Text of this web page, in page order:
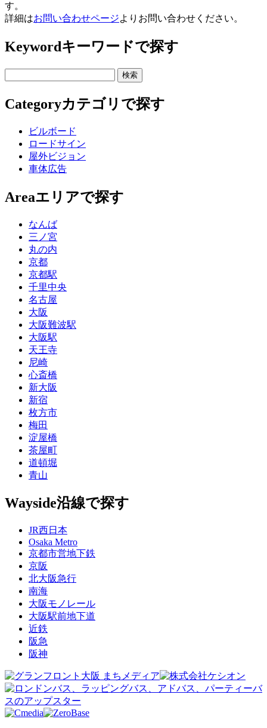
す。
詳細はお問い合わせページよりお問い合わせください。
Keywordキーワードで探す
Categoryカテゴリで探す
ビルボード
ロードサイン
屋外ビジョン
車体広告
Areaエリアで探す
なんば
三ノ宮
丸の内
京都
京都駅
千里中央
名古屋
大阪
大阪難波駅
大阪駅
天王寺
尼崎
心斎橋
新大阪
新宿
枚方市
梅田
淀屋橋
茶屋町
道頓堀
青山
Wayside沿線で探す
JR西日本
Osaka Metro
京都市営地下鉄
京阪
北大阪急行
南海
大阪モノレール
大阪駅前地下道
近鉄
阪急
阪神